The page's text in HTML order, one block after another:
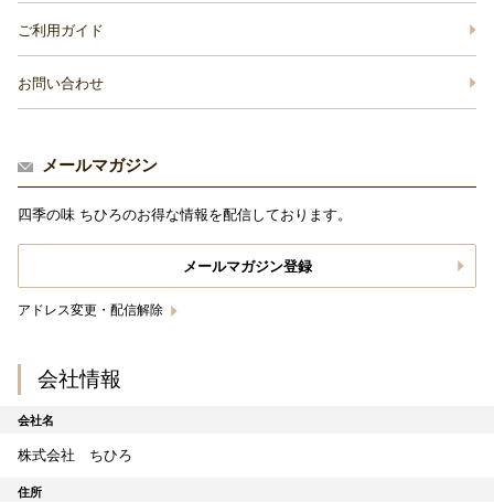
ご利用ガイド
お問い合わせ
メールマガジン
四季の味 ちひろのお得な情報を配信しております。
メールマガジン登録
アドレス変更・配信解除
会社情報
会社名
株式会社 ちひろ
住所